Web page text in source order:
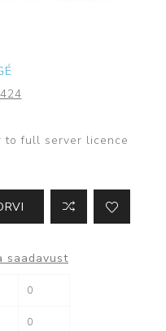
to full server licence
saadavust
0
0